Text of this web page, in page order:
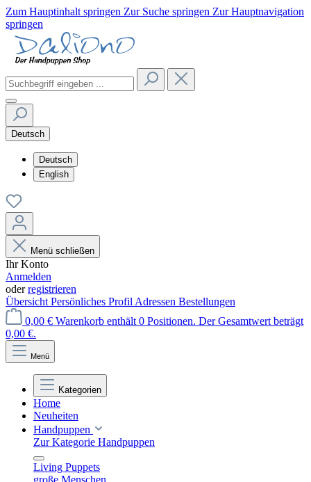
Zum Hauptinhalt springen Zur Suche springen Zur Hauptnavigation
springen
Deutsch
Deutsch
English
Menü schließen
Ihr Konto
Anmelden
oderregistrieren
Übersicht Persönliches Profil Adressen Bestellungen
0,00 € Warenkorb enthält 0 Positionen. Der Gesamtwert beträgt
0,00 €.
Menü
Kategorien
Home
Neuheiten
Handpuppen
Zur Kategorie Handpuppen
Living Puppets
große Menschen